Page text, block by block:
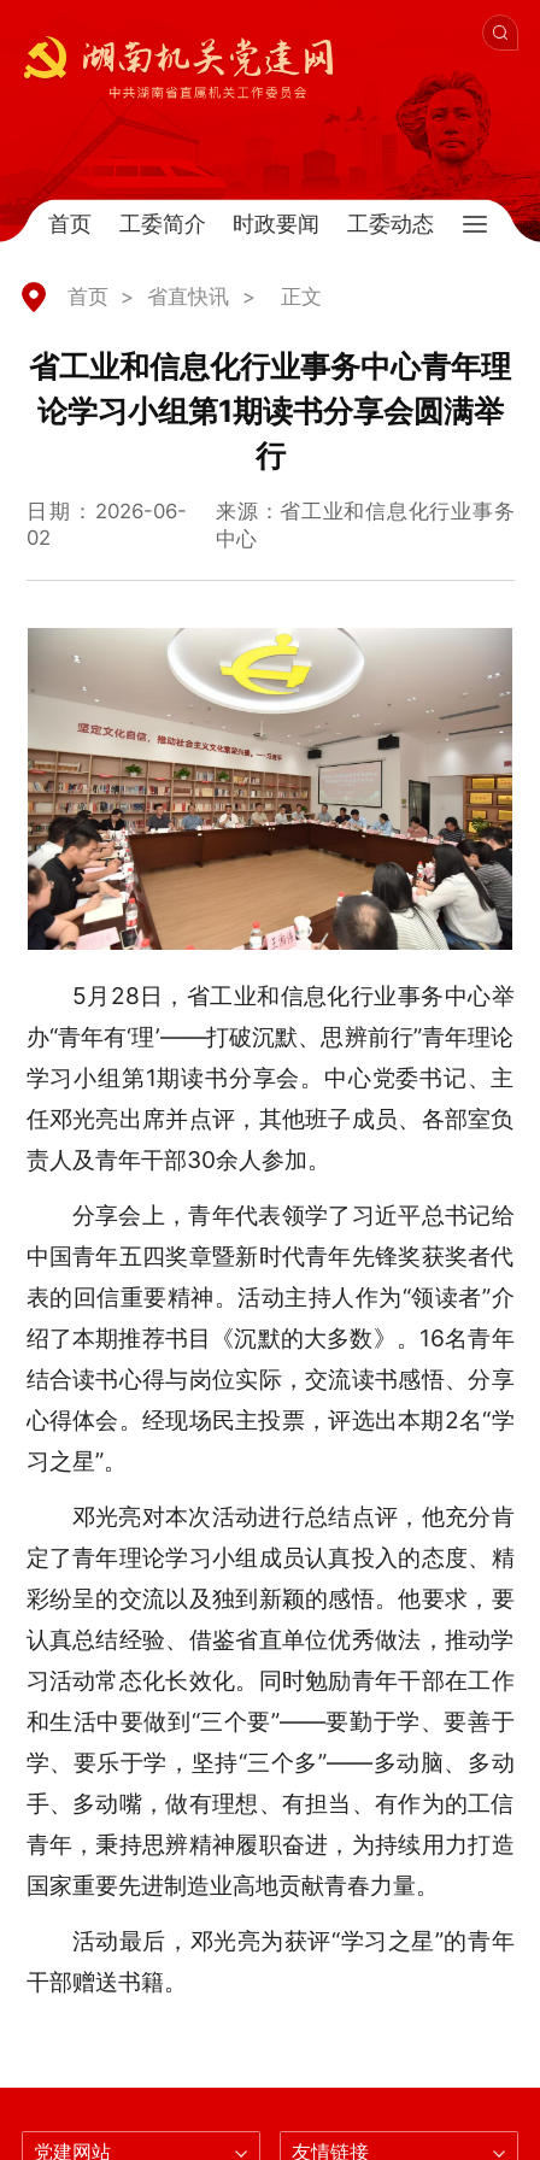
首页 工委简介 时政要闻 工委动态
首页 > 省直快讯 > 正文
省工业和信息化行业事务中心青年理
论学习小组第1期读书分享会圆满举
行
日期：2026-06-
02
来源：省工业和信息化行业事务
中心
5月28日，省工业和信息化行业事务中心举
办“青年有‘理’——打破沉默、思辨前行”青年理论
学习小组第1期读书分享会。中心党委书记、主
任邓光亮出席并点评，其他班子成员、各部室负
责人及青年干部30余人参加。
分享会上 ，青年代表领学了习近平总书记给
中国青年五四奖章暨新时代青年先锋奖获奖者代
表的回信重要精神。活动主持人作为“领读者”介
绍了本期推荐书目《沉默的大多数》。 16名青年
结合读书心得与岗位实际，交流读书感悟、分享
心得体会。经现场民主投票，评选出本期2名“学
习之星”。
邓光亮对本次活动进行总结点评 ， 他充分肯
定了青年理论学习小组成员认真投入的态度、精
彩纷呈的交流以及独到新颖的感悟。他要求 ，要
认真总结经验、借鉴省直单位优秀做法，推动学
习活动常态化长效化。 同时勉励青年干部在工作
和生活中要做到“三个要”——要勤于学、要善于
学、要乐于学， 坚持“三个多”——多动脑、多动
手、多动嘴，做有理想、有担当、有作为的工信
青年，秉持思辨精神履职奋进， 为持续用力打造
国家重要先进制造业高地贡献青春力量。
活动最后， 邓光亮为获评“学习之星”的青年
干部赠送书籍。
党建网站 友情链接